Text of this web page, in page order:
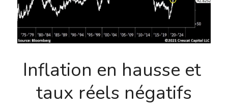
Inflation en hausse et
taux réels négatifs